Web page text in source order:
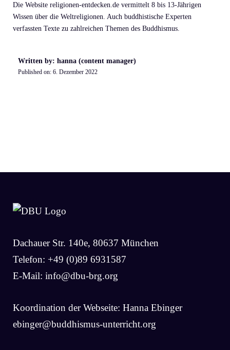
Die Website religionen-entdecken.de vermittelt 8 bis 13-Jährigen
Wissen über die Weltreligionen. Auch buddhistische Experten
verfassten Texte zu zahlreichen Themen des Buddhismus.
Written by: hanna (content manager)
Published on: 6. Dezember 2022
Dachauer Str. 140e, 80637 München
Telefon: +49 (0)89 6931587
E-Mail: info@dbu-brg.org
Koordination der Webseite: Hanna Ebinger
ebinger@buddhismus-unterricht.org